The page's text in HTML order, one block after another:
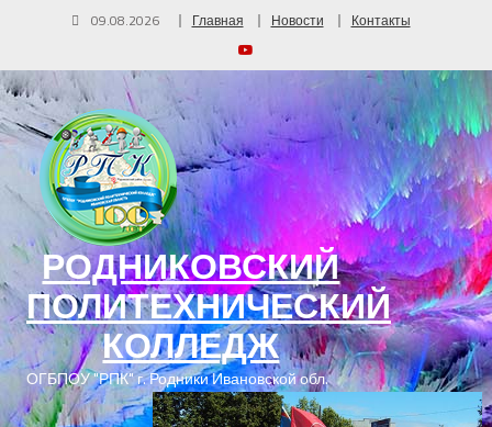
09.08.2026 Главная Новости Контакты
РОДНИКОВСКИЙ
ПОЛИТЕХНИЧЕСКИЙ
КОЛЛЕДЖ
ОГБПОУ "РПК" г. Родники Ивановской обл.